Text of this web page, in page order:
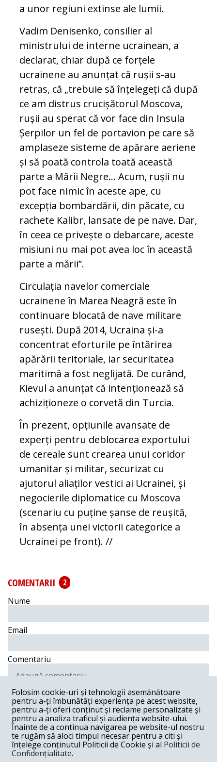
a unor regiuni extinse ale lumii.
Vadim Denisenko, consilier al
ministrului de interne ucrainean, a
declarat, chiar după ce forțele
ucrainene au anunțat că rușii s-au
retras, că „trebuie să înțelegeți că după
ce am distrus crucișătorul Moscova,
rușii au sperat că vor face din Insula
Șerpilor un fel de portavion pe care să
amplaseze sisteme de apărare aeriene
și să poată controla toată această
parte a Mării Negre... Acum, rușii nu
pot face nimic în aceste ape, cu
excepția bombardării, din păcate, cu
rachete Kalibr, lansate de pe nave. Dar,
în ceea ce privește o debarcare, aceste
misiuni nu mai pot avea loc în această
parte a mării”.
Circulația navelor comerciale
ucrainene în Marea Neagră este în
continuare blocată de nave militare
rusești. După 2014, Ucraina și-a
concentrat eforturile pe întărirea
apărării teritoriale, iar securitatea
maritimă a fost neglijată. De curând,
Kievul a anunțat că intenționează să
achiziționeze o corvetă din Turcia.
În prezent, opțiunile avansate de
experți pentru deblocarea exportului
de cereale sunt crearea unui coridor
umanitar și militar, securizat cu
ajutorul aliaților vestici ai Ucrainei, și
negocierile diplomatice cu Moscova
(scenariu cu puține șanse de reușită,
în absența unei victorii categorice a
Ucrainei pe front). //
COMENTARII
2
Nume
Email
Comentariu
Postează comentariu
Ion -07-20-2022
Ai citit articolul sau latri din principiu?
Folosim cookie-uri și tehnologii asemănătoare
pentru a-ți îmbunătăți experiența pe acest website,
pentru a-ți oferi conținut și reclame personalizate și
pentru a analiza traficul și audiența website-ului.
Înainte de a continua navigarea pe website-ul nostru
te rugăm să aloci timpul necesar pentru a citi și
înțelege conținutul Politicii de Cookie și al Politicii de
Confidențialitate.